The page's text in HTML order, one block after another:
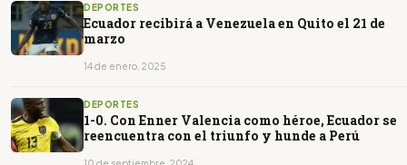
DEPORTES
Ecuador recibirá a Venezuela en Quito el 21 de
marzo
14 de enero, 2025
DEPORTES
1-0. Con Enner Valencia como héroe, Ecuador se
reencuentra con el triunfo y hunde a Perú